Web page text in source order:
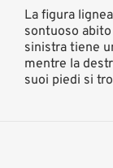
La figura
sontuoso
sinistra tiene
mentre la
suoi piedi si